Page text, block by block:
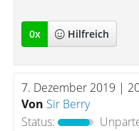
0x Hilfreich
7. Dezember 2019 |
Von Sir Berry
Status: